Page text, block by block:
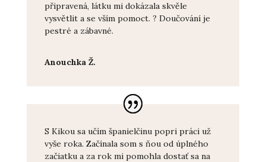
připravená, látku mi dokázala skvěle
vysvětlit a se vším pomoct. ? Doučování je
pestré a zábavné.
Anouchka Ž.
S Kikou sa učím španielčinu popri práci už
vyše roka. Začínala som s ňou od úplného
začiatku a za rok mi pomohla dostať sa na